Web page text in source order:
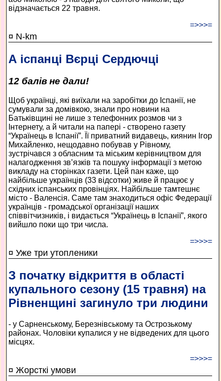
відзначається 22 травня.
=>>>=
¤ N-km
А іспанці Вєрці Сердючці
12 балів не дали!
Щоб українці, які виїхали на заробітки до Іспанії, не
сумували за домівкою, знали про новини на
Батьківщині не лише з телефонних розмов чи з
Інтернету, а й читали на папері - створено газету
“Українець в Іспанії”. Її приватний видавець, киянин Ігор
Михайленко, нещодавно побував у Рівному,
зустрічався з обласним та міським керівництвом для
налагодження зв’язків та пошуку інформації з метою
викладу на сторінках газети. Цей пан каже, що
найбільше українців (33 відсотки) живе й працює у
східних іспанських провінціях. Найбільше тамтешнє
місто - Валенсія. Саме там знаходиться офіс Федерації
українців - громадської організації наших
співвітчизників, і видається “Українець в Іспанії”, якого
вийшло поки що три числа.
=>>>=
¤ Уже три утопленики
З початку відкриття в області
купального сезону (15 травня) на
Рівненщині загинуло три людини
- у Сарненському, Березнівському та Острозькому
районах. Чоловіки купалися у не відведених для цього
місцях.
=>>>=
¤ Жорсткі умови